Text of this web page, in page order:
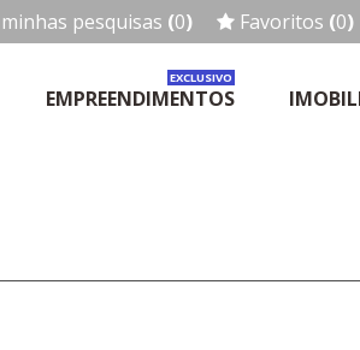
pesquisas (0) Favoritos (0)
EMPREENDIMENTOS
EXCLUSIVO